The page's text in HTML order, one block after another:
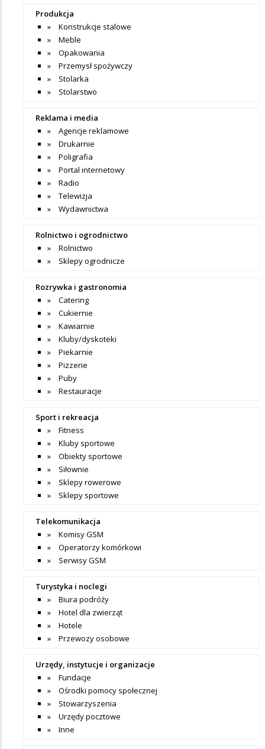
Produkcja
Konstrukcje stalowe
Meble
Opakowania
Przemysł spożywczy
Stolarka
Stolarstwo
Reklama i media
Agencje reklamowe
Drukarnie
Poligrafia
Portal internetowy
Radio
Telewizja
Wydawnictwa
Rolnictwo i ogrodnictwo
Rolnictwo
Sklepy ogrodnicze
Rozrywka i gastronomia
Catering
Cukiernie
Kawiarnie
Kluby/dyskoteki
Piekarnie
Pizzerie
Puby
Restauracje
Sport i rekreacja
Fitness
Kluby sportowe
Obiekty sportowe
Siłownie
Sklepy rowerowe
Sklepy sportowe
Telekomunikacja
Komisy GSM
Operatorzy komórkowi
Serwisy GSM
Turystyka i noclegi
Biura podróży
Hotel dla zwierząt
Hotele
Przewozy osobowe
Urzędy, instytucje i organizacje
Fundacje
Ośrodki pomocy społecznej
Stowarzyszenia
Urzędy pocztowe
Inne